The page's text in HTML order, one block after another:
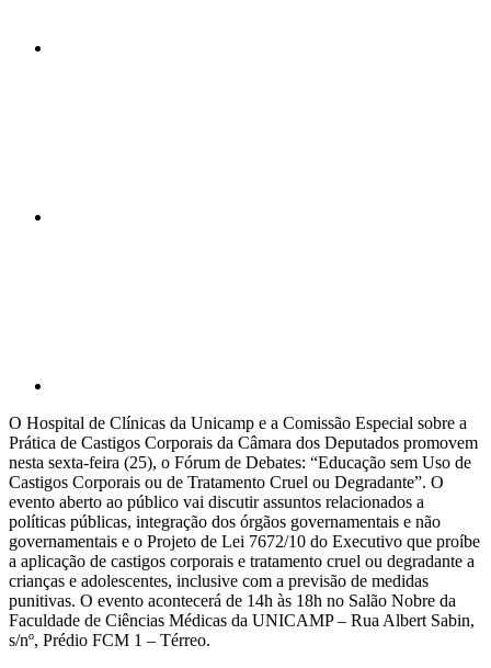
O Hospital de Clínicas da Unicamp e a Comissão Especial sobre a
Prática de Castigos Corporais da Câmara dos Deputados promovem
nesta sexta-feira (25), o Fórum de Debates: “Educação sem Uso de
Castigos Corporais ou de Tratamento Cruel ou Degradante”. O
evento aberto ao público vai discutir assuntos relacionados a
políticas públicas, integração dos órgãos governamentais e não
governamentais e o Projeto de Lei 7672/10 do Executivo que proíbe
a aplicação de castigos corporais e tratamento cruel ou degradante a
crianças e adolescentes, inclusive com a previsão de medidas
punitivas. O evento acontecerá de 14h às 18h no Salão Nobre da
Faculdade de Ciências Médicas da UNICAMP – Rua Albert Sabin,
s/nº, Prédio FCM 1 – Térreo.